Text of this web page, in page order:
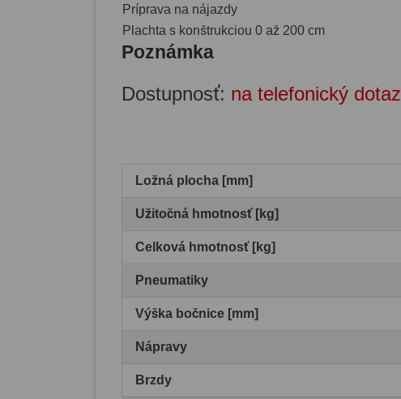
Príprava na nájazdy
Plachta s konštrukciou 0 až 200 cm
Poznámka
Dostupnosť: na telefonický dotaz
Ložná plocha [mm]
Užitočná hmotnosť [kg]
Celková hmotnosť [kg]
Pneumatiky
Výška bočnice [mm]
Nápravy
Brzdy